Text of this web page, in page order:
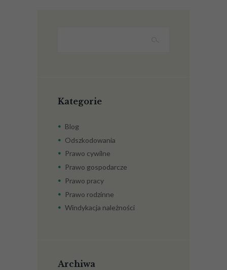
Kategorie
Blog
Odszkodowania
Prawo cywilne
Prawo gospodarcze
Prawo pracy
Prawo rodzinne
Windykacja należności
Archiwa